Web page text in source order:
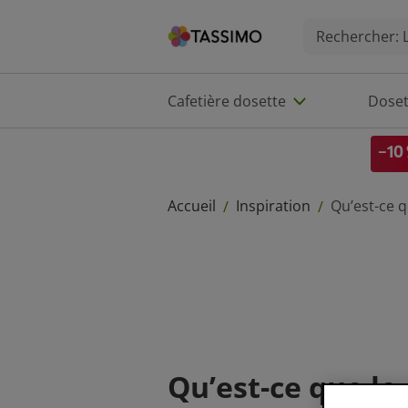
Cafetière dosette
-10
Accueil / Inspiration / Qu’est-ce
Qu’est-ce que